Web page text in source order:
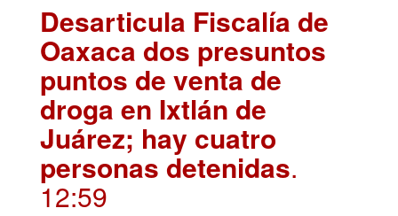
Desarticula Fiscalía de
Oaxaca dos presuntos
puntos de venta de
droga en Ixtlán de
Juárez; hay cuatro
personas detenidas.
12:59